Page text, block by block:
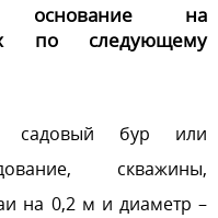
основание на
по следующему
садовый бур или
скважины,
на 0,2 м и диаметр –